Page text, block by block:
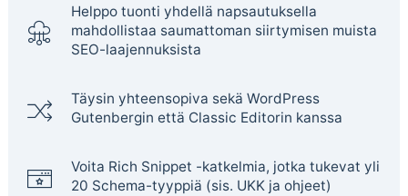
Helppo tuonti yhdellä napsautuksella
mahdollistaa saumattoman siirtymisen muista
SEO-laajennuksista
Täysin yhteensopiva sekä WordPress
Gutenbergin että Classic Editorin kanssa
Voita Rich Snippet -katkelmia, jotka tukevat yli
20 Schema-tyyppiä (sis. UKK ja ohjeet)